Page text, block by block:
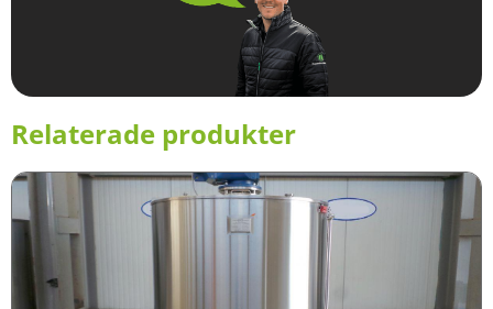
Relaterade produkter